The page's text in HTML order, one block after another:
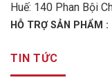
Huế: 140 Phan Bội
HỖ TRỢ SẢN PHẨM :
TIN TỨC